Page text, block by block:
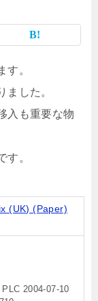
す。
ました。
入も重要な物
す。
(UK) (Paper)
2004-07-10